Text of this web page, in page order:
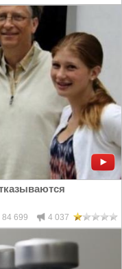
84 699 4 037